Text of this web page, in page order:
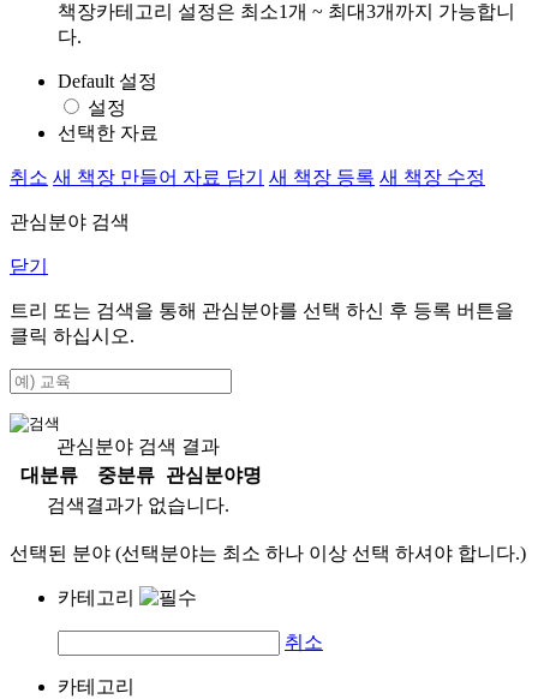
책장카테고리 설정은 최소1개 ~ 최대3개까지 가능합니
다.
Default 설정
설정
선택한 자료
취소 새 책장 만들어 자료 담기 새 책장 등록 새 책장 수정
관심분야 검색
닫기
트리 또는 검색을 통해 관심분야를 선택 하신 후 등록 버튼을
클릭 하십시오.
관심분야 검색 결과
대분류
중분류
관심분야명
검색결과가 없습니다.
선택된 분야 (선택분야는 최소 하나 이상 선택 하셔야 합니다.)
카테고리
취소
카테고리